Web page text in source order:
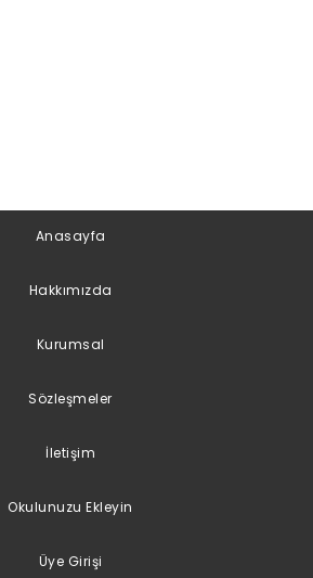
Anasayfa
Hakkımızda
Kurumsal
Sözleşmeler
İletişim
Okulunuzu Ekleyin
Üye Girişi